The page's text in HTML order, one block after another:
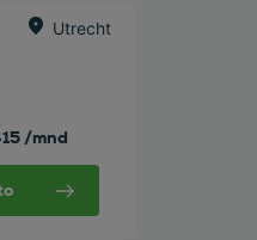
Utrecht
/mnd